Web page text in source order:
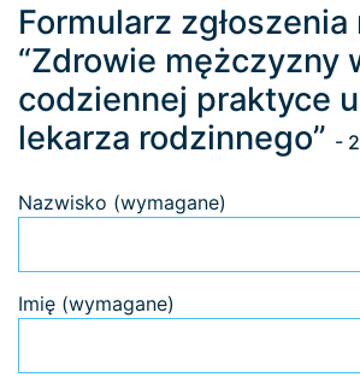
Loading...
Formularz zgłoszenia
“Zdrowie mężczyzny
codziennej praktyce
lekarza rodzinnego” -
Nazwisko (wymagane)
Imię (wymagane)